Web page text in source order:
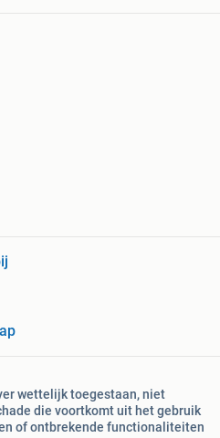
wettelijk toegestaan, niet
die voortkomt uit het gebruik
of ontbrekende functionaliteiten